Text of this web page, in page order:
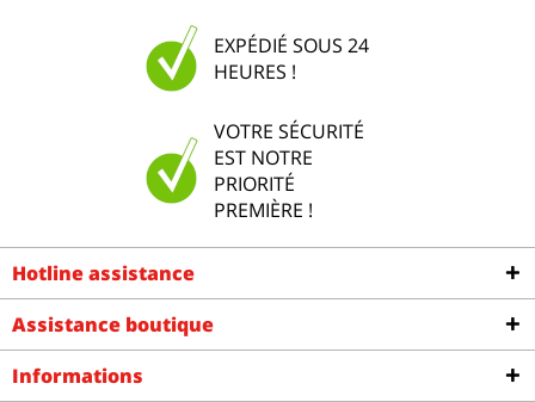
EXPÉDIÉ SOUS 24
HEURES !
VOTRE SÉCURITÉ
EST NOTRE
PRIORITÉ
PREMIÈRE !
Hotline assistance
Assistance boutique
Informations